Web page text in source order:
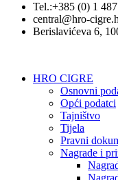
Tel.:+385 (0) 1
central@hro-
Berislavićeva 6,
HRO CIGRE
Osnovni
Opći podatci
Tajništvo
Tijela
Pravni
Nagrade i